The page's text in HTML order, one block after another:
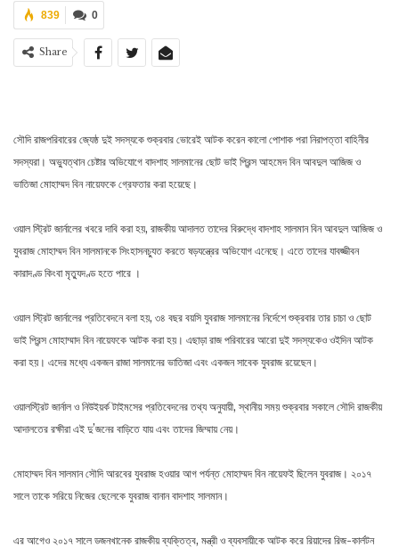
0
839
Share
সৌদি রাজপরিবারের জ্যেষ্ঠ দুই সদস্যকে শুক্রবার ভোরেই আটক করেন কালো পোশাক পরা নিরাপত্তা বাহিনীর
সদস্যরা। অভ্যুত্থান চেষ্টার অভিযোগে বাদশাহ সালমানের ছোট ভাই প্রিন্স আহমেদ বিন আবদুল আজিজ ও
ভাতিজা মোহাম্মদ বিন নায়েফকে গ্রেফতার করা হয়েছে।
ওয়াল স্ট্রিট জার্নালের খবরে দাবি করা হয়, রাজকীয় আদালত তাদের বিরুদ্ধে বাদশাহ সালমান বিন আবদুল আজিজ ও
যুবরাজ মোহাম্মদ বিন সালমানকে সিংহাসনচ্যুত করতে ষড়যন্ত্রের অভিযোগ এনেছে। এতে তাদের যাবজ্জীবন
কারাদণ্ড কিংবা মৃত্যুদণ্ড হতে পারে ।
ওয়াল স্ট্রিট জার্নালের প্রতিবেদনে বলা হয়, ৩৪ বছর বয়সি যুবরাজ সালমানের নির্দেশে শুক্রবার তার চাচা ও ছোট
ভাই প্রিন্স মোহাম্মাদ বিন নায়েফকে আটক করা হয়। এছাড়া রাজ পরিবারের আরো দুই সদস্যকেও ওইদিন আটক
করা হয়। এদের মধ্যে একজন রাজা সালমানের ভাতিজা এবং একজন সাবেক যুবরাজ রয়েছেন।
ওয়ালস্ট্রিট জার্নাল ও নিউইয়র্ক টাইমসের প্রতিবেদনের তথ্য অনুযায়ী, স্থানীয় সময় শুক্রবার সকালে সৌদি রাজকীয়
আদালতের রক্ষীরা এই দু’জনের বাড়িতে যায় এবং তাদের জিম্মায় নেয়।
মোহাম্মদ বিন সালমান সৌদি আরবের যুবরাজ হওয়ার আগ পর্যন্ত মোহাম্মদ বিন নায়েফই ছিলেন যুবরাজ। ২০১৭
সালে তাকে সরিয়ে নিজের ছেলেকে যুবরাজ বানান বাদশাহ সালমান।
এর আগেও ২০১৭ সালে ডজনখানেক রাজকীয় ব্যক্তিত্ব, মন্ত্রী ও ব্যবসায়ীকে আটক করে রিয়াদের রিজ-কার্লটন